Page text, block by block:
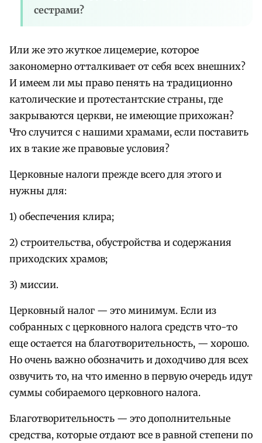
сестрами?
Или же это жуткое лицемерие, которое
закономерно отталкивает от себя всех внешних?
И имеем ли мы право пенять на традиционно
католические и протестантские страны, где
закрываются церкви, не имеющие прихожан?
Что случится с нашими храмами, если поставить
их в такие же правовые условия?
Церковные налоги прежде всего для этого и
нужны для:
1) обеспечения клира;
2) строительства, обустройства и содержания
приходских храмов;
3) миссии.
Церковный налог — это минимум. Если из
собранных с церковного налога средств что-то
еще остается на благотворительность, — хорошо.
Но очень важно обозначить и доходчиво для всех
озвучить то, на что именно в первую очередь идут
суммы собираемого церковного налога.
Благотворительность — это дополнительные
средства, которые отдают все в равной степени по